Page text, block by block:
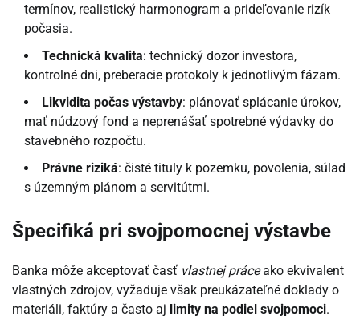
termínov, realistický harmonogram a prideľovanie rizík
počasia.
Technická kvalita: technický dozor investora,
kontrolné dni, preberacie protokoly k jednotlivým fázam.
Likvidita počas výstavby: plánovať splácanie úrokov,
mať núdzový fond a neprenášať spotrebné výdavky do
stavebného rozpočtu.
Právne riziká: čisté tituly k pozemku, povolenia, súlad
s územným plánom a servitútmi.
Špecifiká pri svojpomocnej výstavbe
Banka môže akceptovať časť vlastnej práceako ekvivalent
vlastných zdrojov, vyžaduje však preukázateľné doklady o
materiáli, faktúry a často aj limity na podiel svojpomoci.